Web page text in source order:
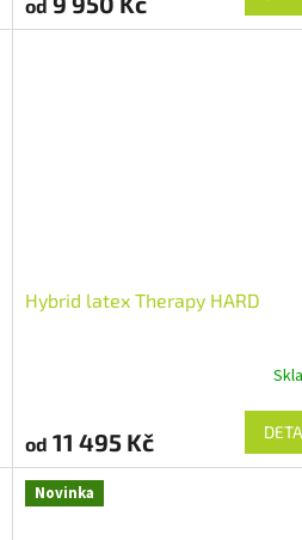
od
Hybrid latex Therapy HARD
od 11 495 Kč
Novinka